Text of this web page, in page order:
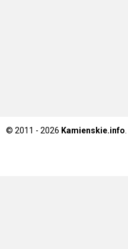
© 2011 - 2026 Kamienskie.info